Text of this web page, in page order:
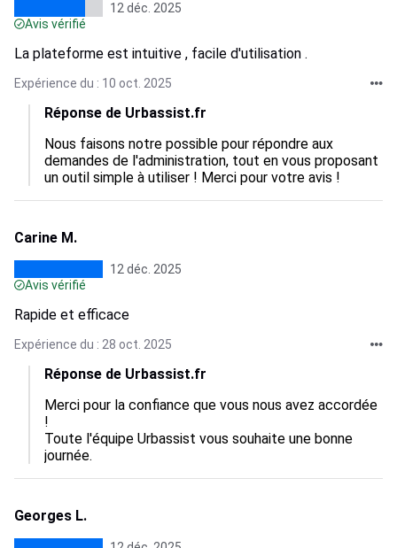
12 déc. 2025
Avis vérifié
La plateforme est intuitive , facile d'utilisation .
Expérience du : 10 oct. 2025
Réponse de Urbassist.fr
Nous faisons notre possible pour répondre aux
demandes de l'administration, tout en vous proposant
un outil simple à utiliser ! Merci pour votre avis !
Carine M.
12 déc. 2025
Avis vérifié
Rapide et efficace
Expérience du : 28 oct. 2025
Réponse de Urbassist.fr
Merci pour la confiance que vous nous avez accordée
!
Toute l'équipe Urbassist vous souhaite une bonne
journée.
Georges L.